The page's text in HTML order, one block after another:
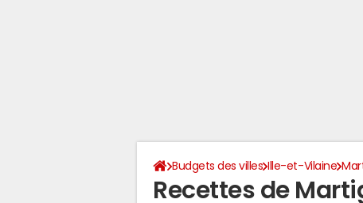
Budgets des villes Ille-et-Vilaine
Recettes de